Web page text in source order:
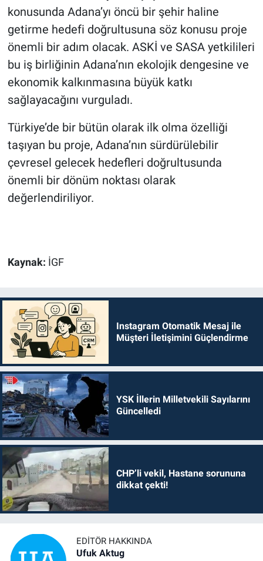
konusunda Adana’yı öncü bir şehir haline
getirme hedefi doğrultusuna söz konusu proje
önemli bir adım olacak. ASKİ ve SASA yetkilileri
bu iş birliğinin Adana’nın ekolojik dengesine ve
ekonomik kalkınmasına büyük katkı
sağlayacağını vurguladı.
Türkiye’de bir bütün olarak ilk olma özelliği
taşıyan bu proje, Adana’nın sürdürülebilir
çevresel gelecek hedefleri doğrultusunda
önemli bir dönüm noktası olarak
değerlendiriliyor.
Kaynak: İGF
Instagram Otomatik Mesaj ile
Müşteri İletişimini Güçlendirme
YSK İllerin Milletvekili Sayılarını
Güncelledi
CHP’li vekil, Hastane sorununa
dikkat çekti!
EDITÖR HAKKINDA
Ufuk Aktug